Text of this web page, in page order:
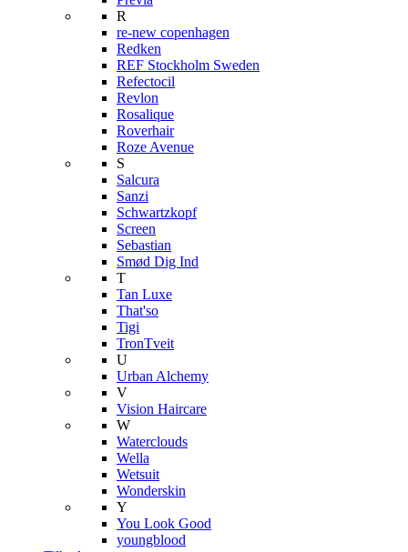
R
re-new copenhagen
Redken
REF Stockholm Sweden
Refectocil
Revlon
Rosalique
Roverhair
Roze Avenue
S
Salcura
Sanzi
Schwartzkopf
Screen
Sebastian
Smød Dig Ind
T
Tan Luxe
That'so
Tigi
TronTveit
U
Urban Alchemy
V
Vision Haircare
W
Waterclouds
Wella
Wetsuit
Wonderskin
Y
You Look Good
youngblood